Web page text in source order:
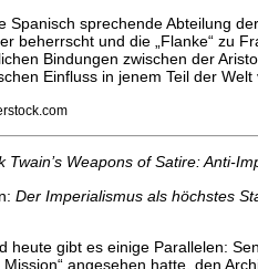
Spanisch sprechende Abteilung
beherrscht und die „Flanke“ zu
Bindungen zwischen der
Einfluss in jenem Teil der Welt
Twain’s Weapons of Satire: Anti-
Der Imperialismus als höchstes
heute gibt es einige Parallelen:
Mission“ angesehen hatte, den